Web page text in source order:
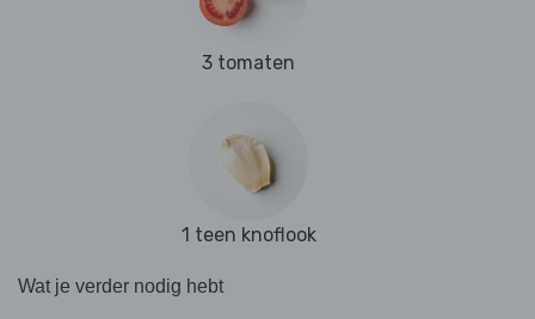
3 tomaten
1 teen knoflook
Wat je verder nodig hebt